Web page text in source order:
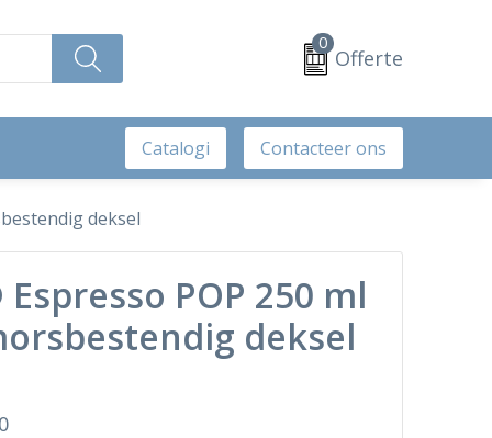
0
Offerte
Catalogi Contacteer ons
deksel
POP 250 ml
deksel